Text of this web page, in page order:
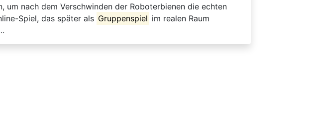
um nach dem Verschwinden der Roboterbienen die echten
Spiel, das später als Gruppenspiel im realen Raum